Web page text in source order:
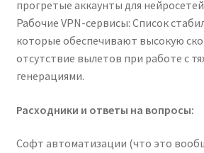
прогретые аккаунты для
Рабочие VPN-сервисы: Список
которые обеспечивают высокую
отсутствие вылетов при работе с
генерациями.
Расходники и ответы на вопросы:
Софт автоматизации (что это